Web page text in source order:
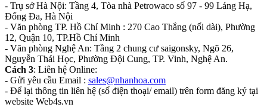
- Trụ sở Hà Nội: Tầng 4, Tòa nhà Petrowaco số 97 - 99 Láng Hạ,
Đống Đa, Hà Nội
- Văn phòng TP. Hồ Chí Minh : 270 Cao Thắng (nối dài), Phường
12, Quận 10, TP.Hồ Chí Minh
- Văn phòng Nghệ An: Tầng 2 chung cư saigonsky, Ngõ 26,
Nguyễn Thái Học, Phường Đội Cung, TP. Vinh, Nghệ An.
Cách 3: Liên hệ Online:
- Gửi yêu cầu Email : sales@nhanhoa.com
- Để lại thông tin liên hệ (số điện thoại/ email) trên form đăng ký tại
website Web4s.vn